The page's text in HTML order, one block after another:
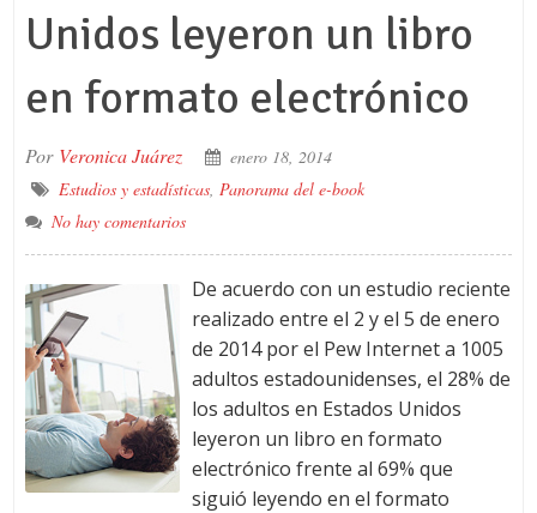
Unidos leyeron un libro
en formato electrónico
Por Veronica Juárez
enero 18, 2014
Estudios y estadísticas, Panorama del e-book
No hay comentarios
De acuerdo con un estudio reciente
realizado entre el 2 y el 5 de enero
de 2014 por el Pew Internet a 1005
adultos estadounidenses, el 28% de
los adultos en Estados Unidos
leyeron un libro en formato
electrónico frente al 69% que
siguió leyendo en el formato